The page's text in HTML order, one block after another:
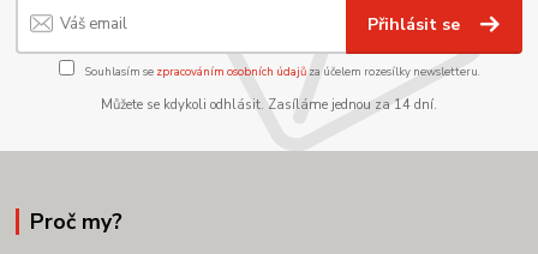
Přihlásit se
Souhlasím se zpracováním osobních údajůza účelem rozesílky newsletteru.
Můžete se kdykoli odhlásit. Zasíláme jednou za 14 dní.
Proč my?